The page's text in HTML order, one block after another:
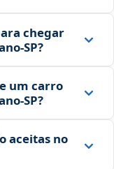
chegar
um carro
aceitas no